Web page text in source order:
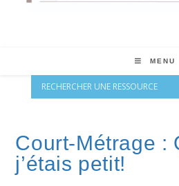
MENU
Court-Métrage :
j’étais petit!